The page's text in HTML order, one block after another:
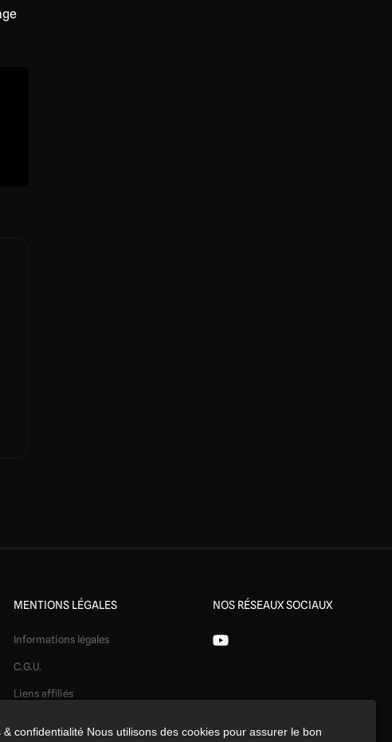
MENTIONS LÉGALES
Informations légales
C.G.U.
Liens affiliés
NOS RÉSEAUX SOCIAUX
& confidentialité Nous utilisons des cookies pour assurer le bon